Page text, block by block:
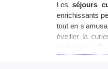
Lesséjours
enrichissants
tout en
éveiller la
participants.